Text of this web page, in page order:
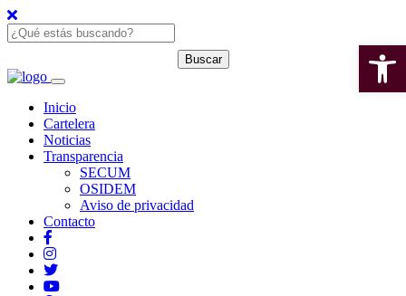
Inicio
Cartelera
Noticias
Transparencia
SECUM
OSIDEM
Aviso de privacidad
Contacto